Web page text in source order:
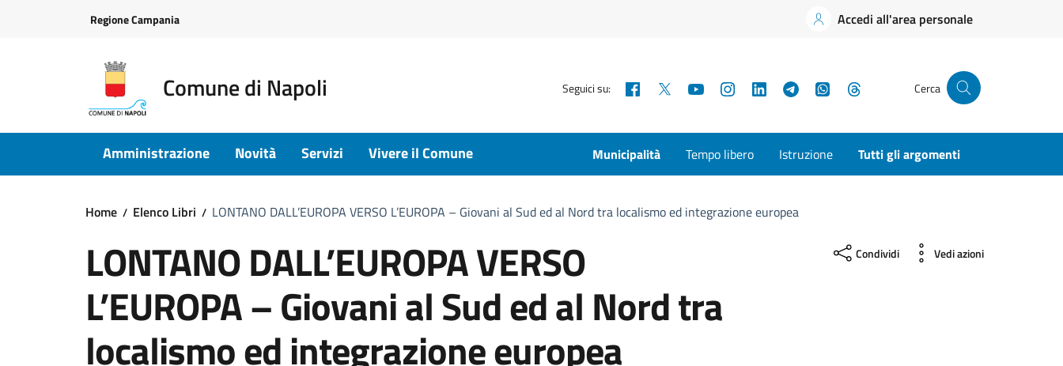
Regione Campania Accedi all'area personale
Comune di Napoli Seguici su: Facebook YouTubeInstagramLinkedInTelegramWhatsApp Cerca
Amministrazione Novità Servizi Vivere il Comune Municipalità Tempo libero Istruzione Tutti gli argomenti
Home Elenco Libri LONTANO DALL’EUROPA VERSO L’EUROPA – Giovani al Sud ed al Nord tra localismo ed integrazione europea
LONTANO DALL’EUROPA VERSO
L’EUROPA – Giovani al Sud ed al Nord tra
localismo ed integrazione europea
Condividi Vedi azioni